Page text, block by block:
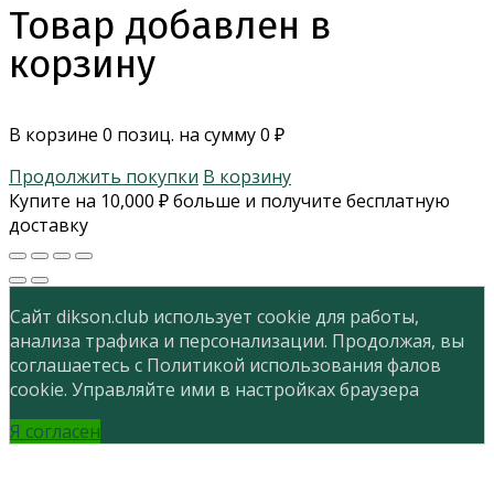
Товар добавлен в
корзину
В корзине 0 позиц. на сумму0 ₽
Продолжить покупки В корзину
Купите на 10,000 ₽больше и получите бесплатную
доставку
Сайт dikson.club использует cookie для работы,
анализа трафика и персонализации. Продолжая, вы
соглашаетесь с Политикой использования фалов
cookie. Управляйте ими в настройках браузера
Я согласен